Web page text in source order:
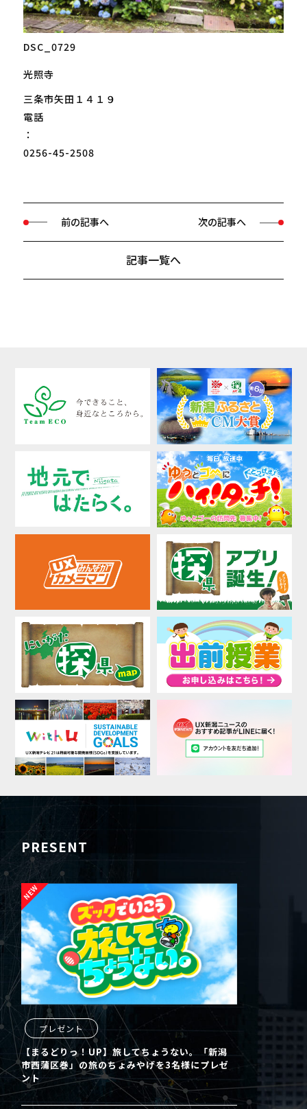
DSC_0729
光照寺
三条市矢田１４１９
電話
：
0256-45-2508
前の記事へ
記事一覧へ
次の記事へ
PRESENT
プレゼント
【まるどりっ！UP】旅してちょうない。「新潟
市西蒲区巻」の旅のちょみやげを3名様にプレゼ
ント